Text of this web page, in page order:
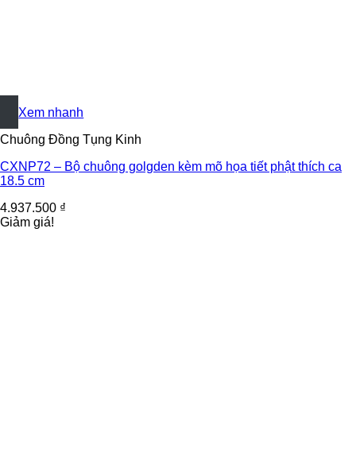
+
Xem nhanh
Chuông Đồng Tụng Kinh
CXNP72 – Bộ chuông golgden kèm mõ họa tiết phật thích ca
18.5 cm
4.937.500 ₫
Giảm giá!